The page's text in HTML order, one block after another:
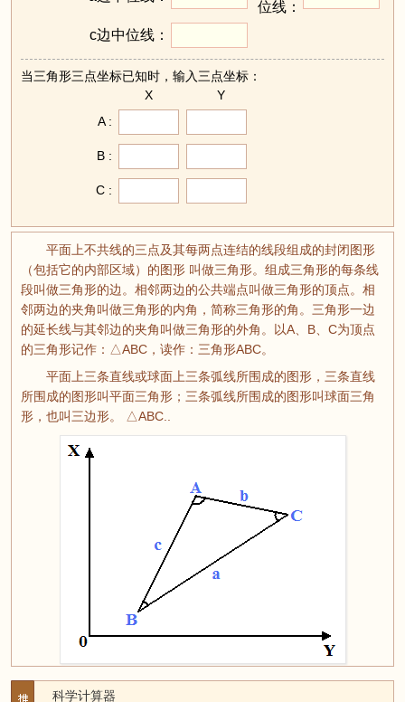
位线：
c边中位线：
当三角形三点坐标已知时，输入三点坐标：
X
Y
A :
B :
C :
平面上不共线的三点及其每两点连结的线段组成的封闭图形
（包括它的内部区域）的图形 叫做三角形。组成三角形的每条线
段叫做三角形的边。相邻两边的公共端点叫做三角形的顶点。相
邻两边的夹角叫做三角形的内角，简称三角形的角。三角形一边
的延长线与其邻边的夹角叫做三角形的外角。以A、B、C为顶点
的三角形记作：△ABC，读作：三角形ABC。
平面上三条直线或球面上三条弧线所围成的图形，三条直线
所围成的图形叫平面三角形；三条弧线所围成的图形叫球面三角
形，也叫三边形。 △ABC..
科学计算器